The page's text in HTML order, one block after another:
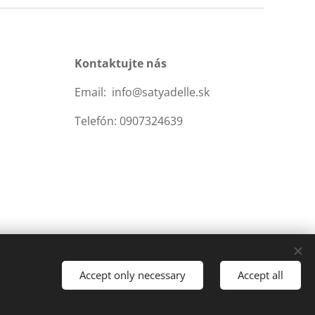
Kontaktujte nás
Email: info@satyadelle.sk
Telefón: 0907324639
Accept only necessary Accept all